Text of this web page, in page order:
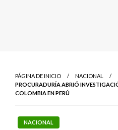
PÁGINA DE INICIO
NACIONAL
PROCURADURÍA ABRIÓ
COLOMBIA EN PERÚ
NACIONAL